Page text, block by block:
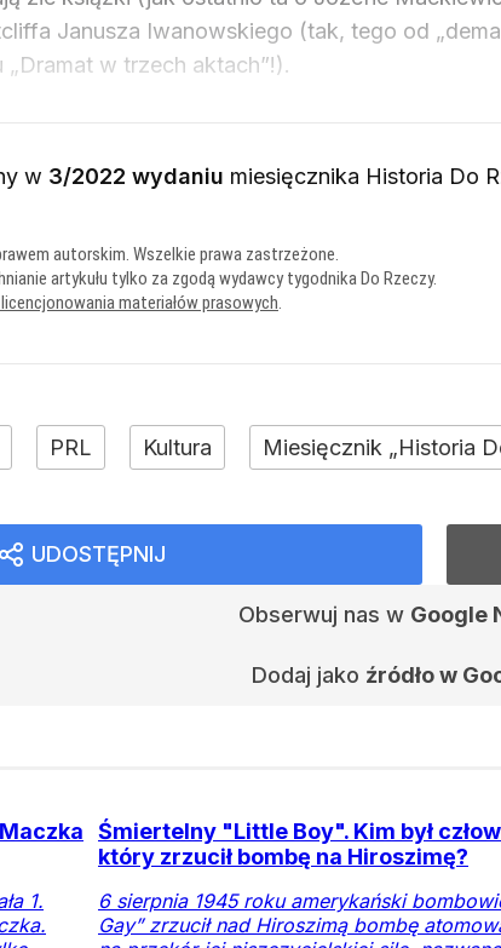
Janusza Iwanowskiego (tak, tego od
w trzech aktach”!).
w 3/2022 wydaniu miesięcznika Historia Do
autorskim. Wszelkie prawa zastrzeżone.
artykułu tylko za zgodą wydawcy tygodnika Do Rzeczy.
materiałów prasowych.
PRL Kultura Miesięcznik „Historia
UDOSTĘPNIJ
Obserwuj nas w Google
Dodaj jako źródło w
1.
Śmiertelny "Little Boy". Kim był
który zrzucił bombę na Hiroszimę?
6 sierpnia 1945 roku amerykański
Gay” zrzucił nad Hiroszimą bombę